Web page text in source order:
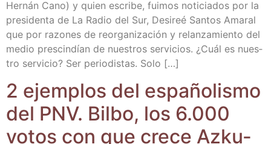
Her­nán Cano) y quien escri­be, fui­mos noti­cia­dos por la
pre­si­den­ta de La Radio del Sur, Desireé San­tos Ama­ral
que por razo­nes de reor­ga­ni­za­ción y relan­za­mien­to del
medio pres­cin­dían de nues­tros ser­vi­cios. ¿Cuál es nues­
tro ser­vi­cio? Ser perio­dis­tas. Solo […]
2 ejem­plos del espa­ño­lis­mo
del PNV. Bil­bo, los 6.000
votos con que cre­ce Azku­